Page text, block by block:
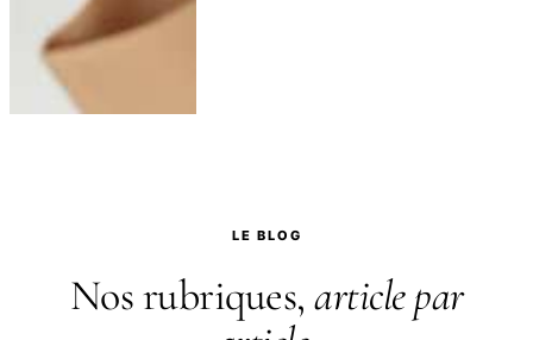
LE BLOG
Nos rubriques, article par